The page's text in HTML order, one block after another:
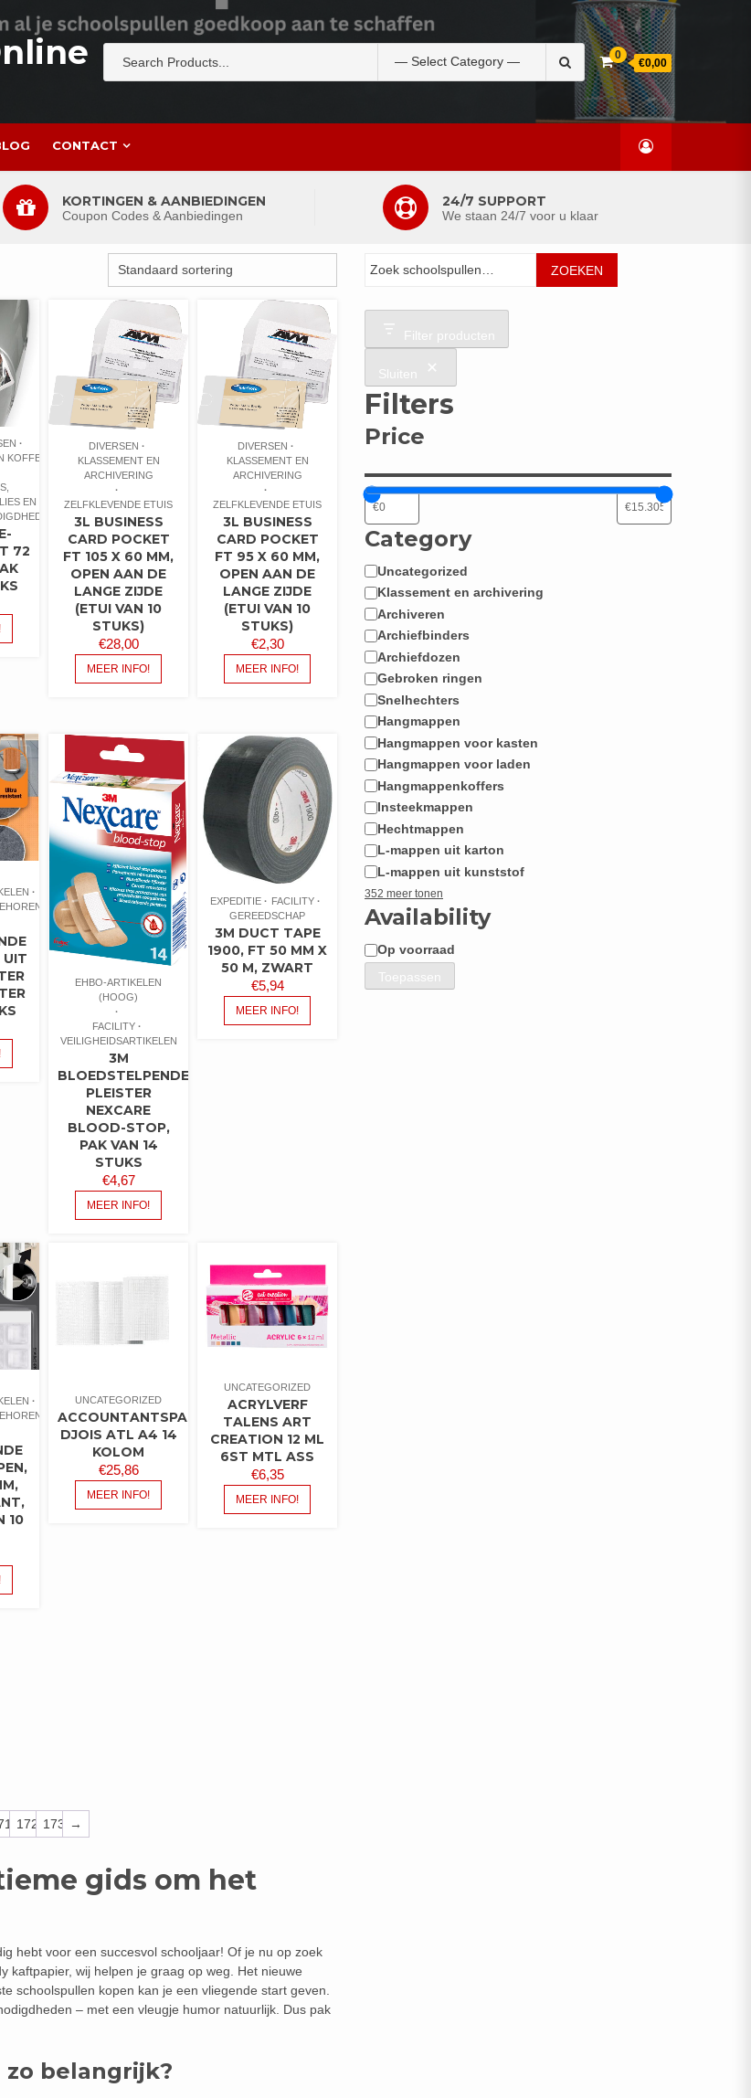
naar:
0
€0,00
CONTACT
KORTINGEN & AANBIEDINGEN
Coupon Codes & Aanbiedingen
24/7 SUPPORT
We staan 24/7 voor u klaar
KOFFERS
EN
72
DIVERSEN
KLASSEMENT EN
ARCHIVERING
ZELFKLEVENDE ETUIS
3L BUSINESS
CARD POCKET
FT 105 X 60 MM,
OPEN AAN DE
LANGE ZIJDE
(ETUI VAN 10
STUKS)
€28,00
MEER INFO!
DIVERSEN
KLASSEMENT EN
ARCHIVERING
ZELFKLEVENDE ETUIS
3L BUSINESS
CARD POCKET
FT 95 X 60 MM,
OPEN AAN DE
LANGE ZIJDE
(ETUI VAN 10
STUKS)
€2,30
MEER INFO!
UIT
EHBO-ARTIKELEN
(HOOG)
FACILITY
VEILIGHEIDSARTIKELEN
3M
BLOEDSTELPENDE
PLEISTER
NEXCARE
BLOOD-STOP,
PAK VAN 14
STUKS
€4,67
MEER INFO!
EXPEDITIE
FACILITY
GEREEDSCHAP
3M DUCT TAPE
1900, FT 50 MM X
50 M, ZWART
€5,94
MEER INFO!
10
UNCATEGORIZED
ACCOUNTANTSPAPIER
DJOIS ATL A4 14
KOLOM
€25,86
MEER INFO!
UNCATEGORIZED
ACRYLVERF
TALENS ART
CREATION 12 ML
6ST MTL ASS
€6,35
MEER INFO!
172 173 →
gids om het
hebt voor een succesvol schooljaar! Of je nu op zoek
kaftpapier, wij helpen je graag op weg. Het nieuwe
schoolspullen kopen kan je een vliegende start geven.
– met een vleugje humor natuurlijk. Dus pak
belangrijk?
ZOEKEN
Filter producten
Sluiten
Filters
Price
Category
Categorie
Uncategorized
Klassement en archivering
Archiveren
Archiefbinders
Archiefdozen
Gebroken ringen
Snelhechters
Hangmappen
Hangmappen voor kasten
Hangmappen voor laden
Hangmappenkoffers
Insteekmappen
Hechtmappen
L-mappen uit karton
L-mappen uit kunststof
352 meer tonen
Availability
Beschikbaarheid
Op voorraad
Toepassen